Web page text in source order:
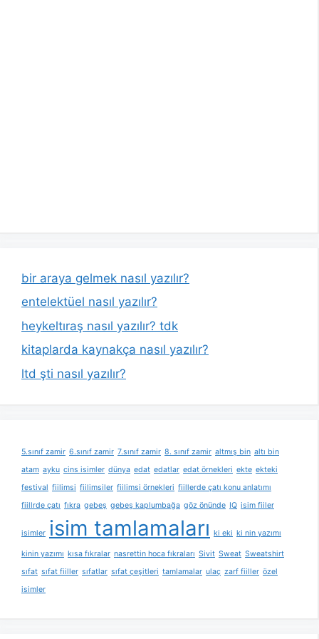
bir araya gelmek nasıl yazılır?
entelektüel nasıl yazılır?
heykeltıraş nasıl yazılır? tdk
kitaplarda kaynakça nasıl yazılır?
ltd şti nasıl yazılır?
5.sınıf zamir 6.sınıf zamir 7.sınıf zamir 8. sınıf zamir altmış bin altı bin
atam ayku cins isimler dünya edat edatlar edat örnekleri ekte ekteki
festival fiilimsi fiilimsiler fiilimsi örnekleri fiillerde çatı konu anlatımı
fiillrde çatı fıkra gebeş gebeş kaplumbağa göz önünde IQ isim fiiler
isimler isim tamlamaları ki eki ki nin yazımı
kinin yazımı kısa fıkralar nasrettin hoca fıkraları Sivit Sweat Sweatshirt
sıfat sıfat fiiller sıfatlar sıfat çeşitleri tamlamalar ulaç zarf fiiller özel
isimler